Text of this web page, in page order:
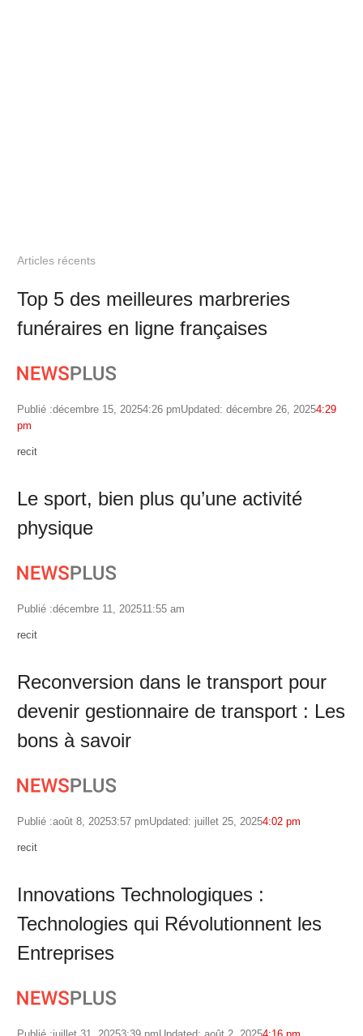
Articles récents
Top 5 des meilleures marbreries
funéraires en ligne françaises
Publié :décembre 15, 20254:26 pmUpdated: décembre 26, 20254:29
pm
Author
recit
Le sport, bien plus qu’une activité
physique
Publié :décembre 11, 202511:55 am
Author
recit
Reconversion dans le transport pour
devenir gestionnaire de transport : Les
bons à savoir
Publié :août 8, 20253:57 pmUpdated: juillet 25, 20254:02 pm
Author
recit
Innovations Technologiques :
Technologies qui Révolutionnent les
Entreprises